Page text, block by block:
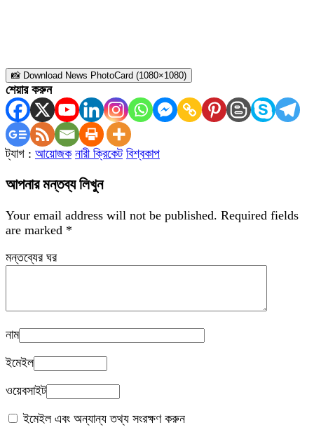
📸 Download News PhotoCard (1080×1080)
শেয়ার করুন
ট্যাগ : আয়োজক নারী ক্রিকেট বিশ্বকাপ
আপনার মন্তব্য লিখুন
Your email address will not be published. Required fields
are marked *
মন্তব্যের ঘর
নাম
ইমেইল
ওয়েবসাইট
ইমেইল এবং অন্যান্য তথ্য সংরক্ষণ করুন